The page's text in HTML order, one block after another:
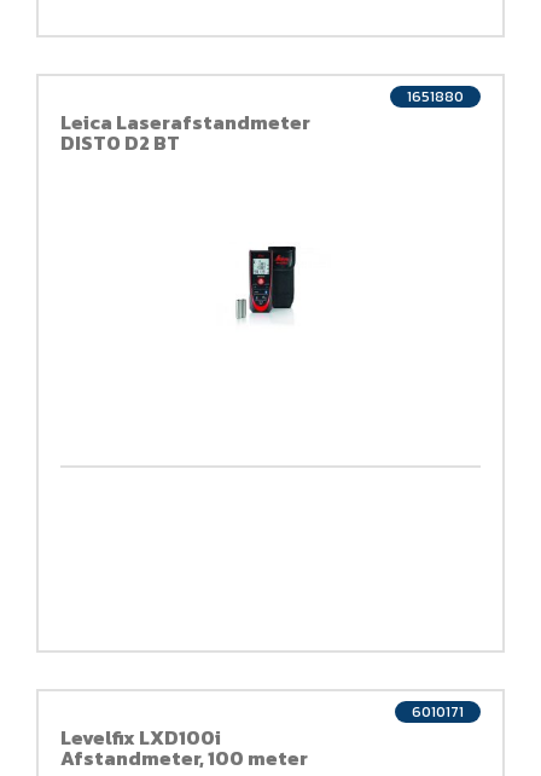
Leica Laserafstandmeter
DISTO D2 BT
1651880
Levelfix LXD100i
Afstandmeter, 100 meter
6010171